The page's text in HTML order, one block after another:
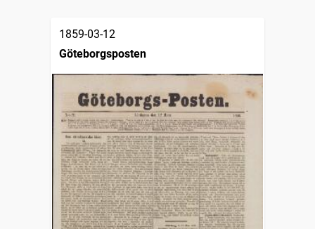
1859-03-12
Göteborgsposten